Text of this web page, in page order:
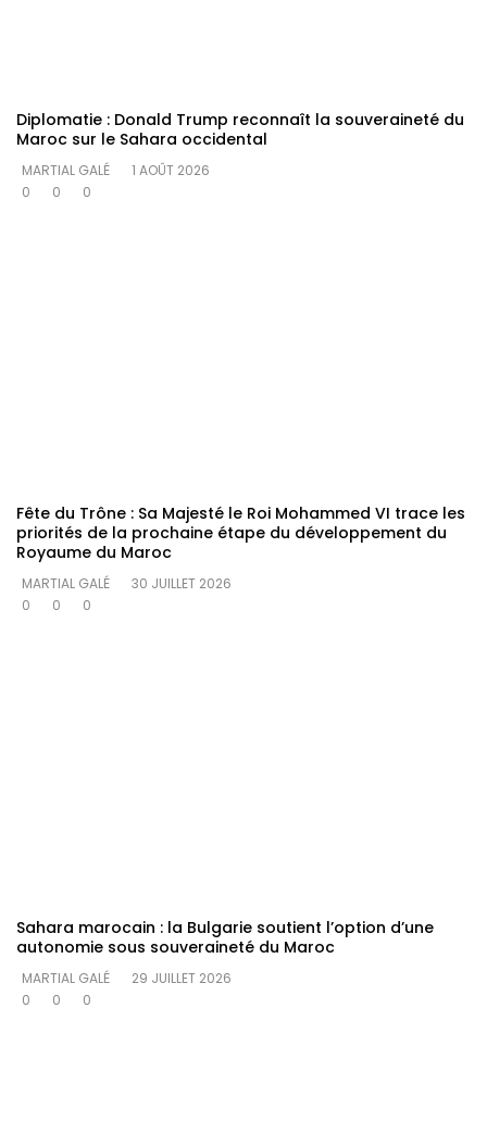
Diplomatie : Donald Trump reconnaît la souveraineté du
Maroc sur le Sahara occidental
MARTIAL GALÉ
1 AOÛT 2026
0
0 0
Fête du Trône : Sa Majesté le Roi Mohammed VI trace les
priorités de la prochaine étape du développement du
Royaume du Maroc
MARTIAL GALÉ
30 JUILLET 2026
0
0 0
Sahara marocain : la Bulgarie soutient l’option d’une
autonomie sous souveraineté du Maroc
MARTIAL GALÉ
29 JUILLET 2026
0
0 0